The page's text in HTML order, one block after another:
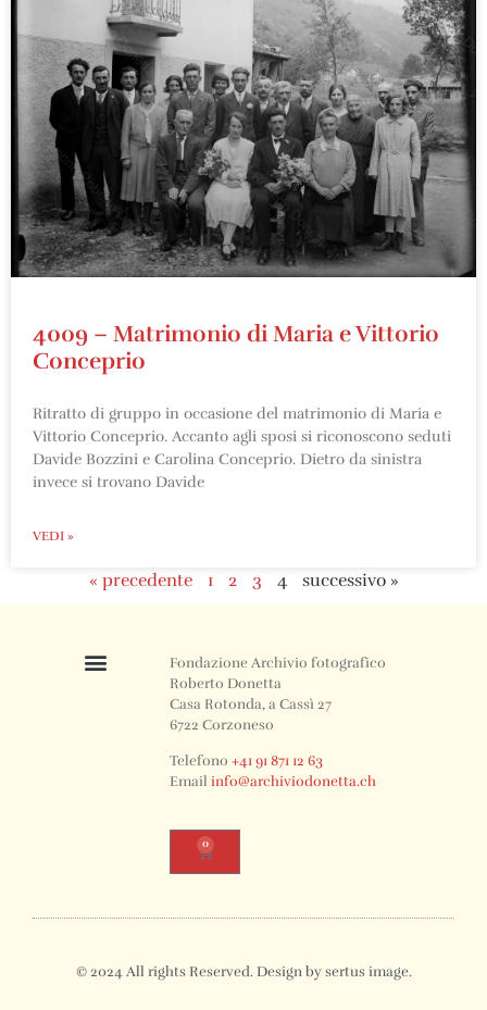
4009 – Matrimonio di Maria e Vittorio
Conceprio
Ritratto di gruppo in occasione del matrimonio di Maria e
Vittorio Conceprio. Accanto agli sposi si riconoscono seduti
Davide Bozzini e Carolina Conceprio. Dietro da sinistra
invece si trovano Davide
VEDI »
« precedente 1 2 3 4 successivo »
Fondazione Archivio fotografico
Roberto Donetta
Casa Rotonda, a Cassì 27
6722 Corzoneso
Telefono+41 91 871 12 63
Emailinfo@archiviodonetta.ch
0
© 2024 All rights Reserved. Design by sertus image.